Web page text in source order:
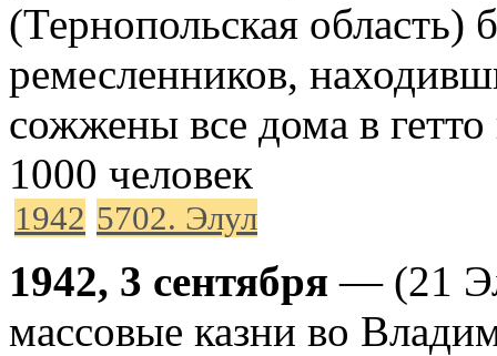
(Тернопольская область)
ремесленников,
сожжены все дома в
1000 человек
1942 5702. Элул
1942, 3 сентября — (21
массовые казни во